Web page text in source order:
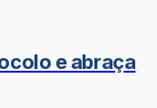
e abraça